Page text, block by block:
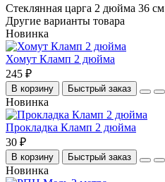
Стеклянная царга 2 дюйма 36 см
Другие варианты товара
Новинка
Хомут Кламп 2 дюйма
245 ₽
В корзину Быстрый заказ
Новинка
Прокладка Кламп 2 дюйма
30 ₽
В корзину Быстрый заказ
Новинка